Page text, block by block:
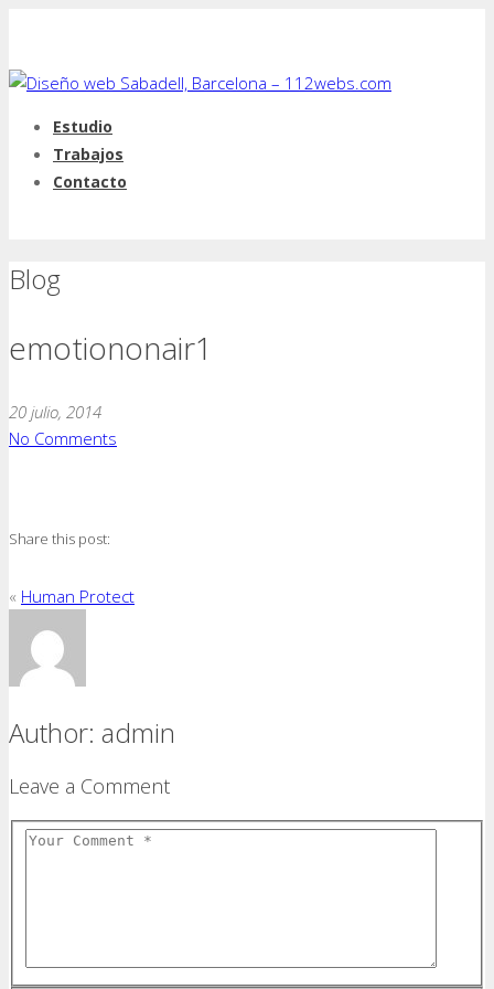
Estudio
Trabajos
Contacto
Blog
emotiononair1
20 julio, 2014
No Comments
Share this post:
« Human Protect
Author: admin
Leave a Comment